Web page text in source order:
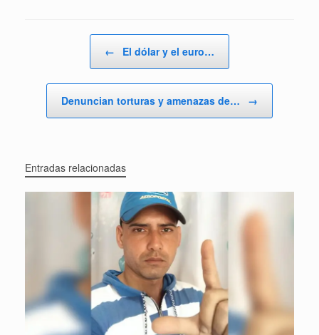
Navegador de artículos
← El dólar y el euro…
Denuncian torturas y amenazas de… →
Entradas relacionadas